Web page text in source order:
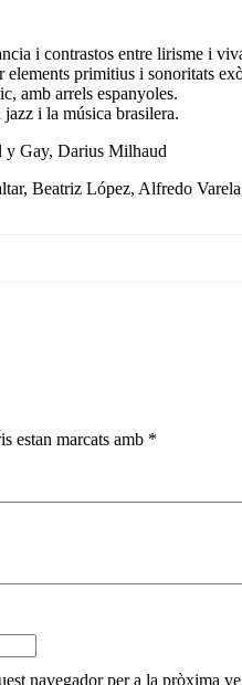
i contrastos entre lirisme i
primitius i sonoritats
amb arrels espanyoles.
i la música brasilera.
y Gay, Darius Milhaud
Beatriz López, Alfredo
estan marcats amb *
navegador per a la pròxima